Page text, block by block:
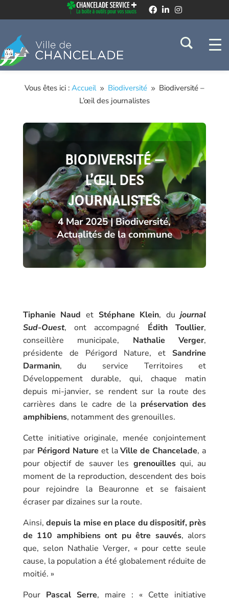
Vous êtes ici : Accueil 9 Biodiversité 9 Biodiversité –
L’œil des journalistes
BIODIVERSITÉ –
L’ŒIL DES
JOURNALISTES
4 Mar 2025|Biodiversité,
Actualités de la commune
Tiphanie Naud et Stéphane Klein, dujournal
Sud-Ouest, ont accompagné Édith Toullier,
conseillère municipale, Nathalie Verger,
présidente de Périgord Nature, etSandrine
Darmanin, du service Territoires et
Développement durable, qui, chaque matin
depuis mi-janvier, se rendent sur la route des
carrières dans le cadre de la préservation des
amphibiens, notamment des grenouilles.
Cette initiative originale, menée conjointement
par Périgord Nature et laVille de Chancelade, a
pour objectif de sauver les grenouillesqui, au
moment de la reproduction, descendent des bois
pour rejoindre la Beauronne et se faisaient
écraser par dizaines sur la route.
Ainsi,depuis la mise en place du dispositif, près
de 110 amphibiens ont pu être sauvés, alors
que, selon Nathalie Verger, « pour cette seule
cause, la population a été globalement réduite de
moitié. »
Pour Pascal Serre, maire : « Cette initiative